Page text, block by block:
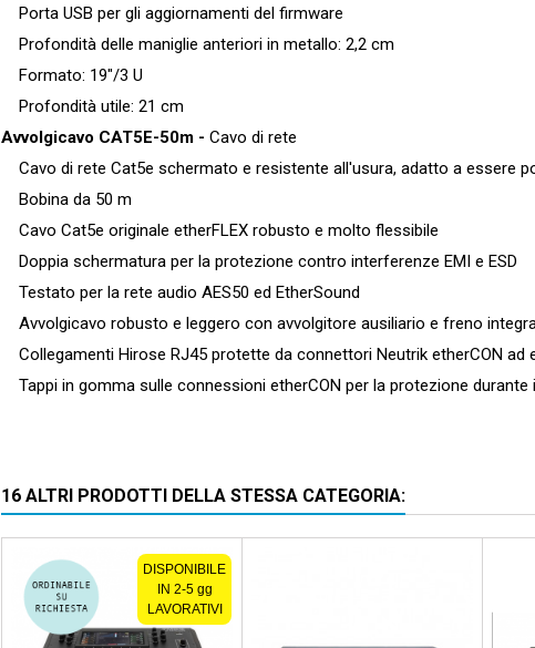
Porta USB per gli aggiornamenti del firmware
Profondità delle maniglie anteriori in metallo: 2,2 cm
Formato: 19"/3 U
Profondità utile: 21 cm
Avvolgicavo CAT5E-50m - Cavo di rete
Cavo di rete Cat5e schermato e resistente all'usura, adatto a essere
Bobina da 50 m
Cavo Cat5e originale etherFLEX robusto e molto flessibile
Doppia schermatura per la protezione contro interferenze EMI e ESD
Testato per la rete audio AES50 ed EtherSound
Avvolgicavo robusto e leggero con avvolgitore ausiliario e freno
Collegamenti Hirose RJ45 protette da connettori Neutrik etherCON ad
Tappi in gomma sulle connessioni etherCON per la protezione durante
16 ALTRI PRODOTTI DELLA STESSA CATEGORIA:
DISPONIBILE
IN 2-5 gg
LAVORATIVI